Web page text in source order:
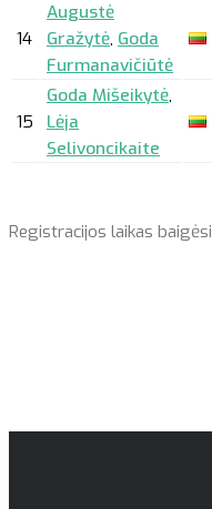
14
Augustė
Gražytė, Goda
Furmanavičiūtė
15
Goda Mišeikytė,
Lėja
Selivoncikaite
Registracijos laikas baigėsi